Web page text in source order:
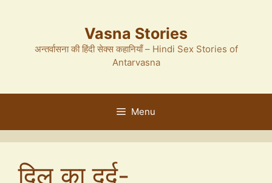
Vasna Stories
अन्तर्वासना की हिंदी सेक्स कहानियाँ – Hindi Sex Stories of
Antarvasna
Menu
दिल का दर्द-